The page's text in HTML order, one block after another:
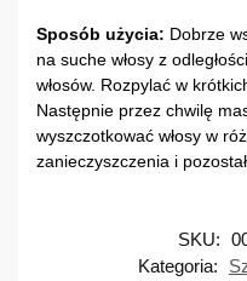
Sposób użycia: Dobrze
na suche włosy z
włosów. Rozpylać w
Następnie przez chwilę
wyszczotkować włosy w
zanieczyszczenia i
SKU:
Kategoria: